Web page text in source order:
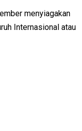
menyiagakan
Internasional atau